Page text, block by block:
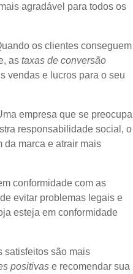
agradável para todos os
os clientes conseguem
astaxas de conversão
vendas e lucros para o seu
empresa que se preocupa
responsabilidade social, o
da marca e atrair mais
conformidade com as
evitar problemas legais e
esteja em conformidade
satisfeitos são mais
positivas e recomendar sua